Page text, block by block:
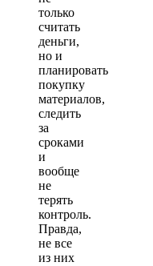
только
считать
деньги,
но и
планировать
покупку
материалов,
следить
за
сроками
и
вообще
не
терять
контроль.
Правда,
не все
из них